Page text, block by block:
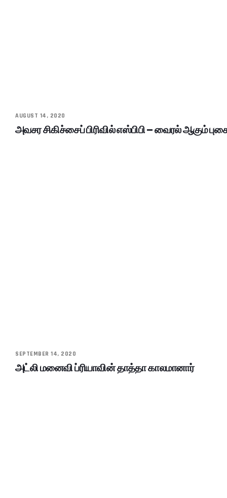
AUGUST 14, 2020
அவசர சிகிச்சைப் பிரிவில் எஸ்பிபி – வைரல் ஆகும்
SEPTEMBER 14, 2020
அட்லி மனைவி ப்ரியாவின் தாத்தா காலமானார்